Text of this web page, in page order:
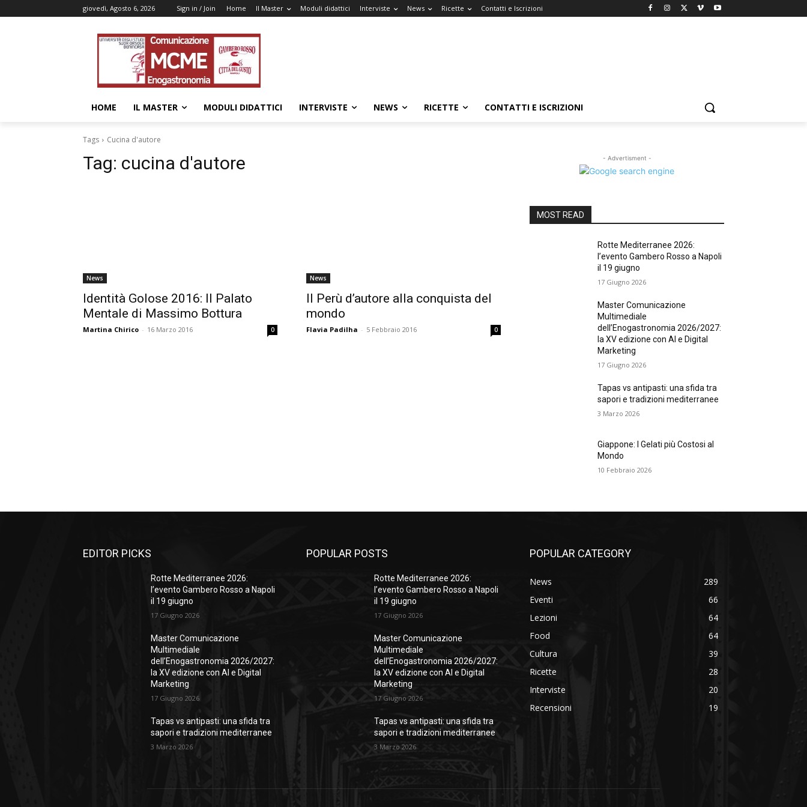
giovedì, Agosto 6, 2026 Sign in / Join Home Il Master Moduli didattici Interviste News Ricette Contatti e Iscrizioni
HOME IL MASTER MODULI DIDATTICI INTERVISTE NEWS RICETTE CONTATTI E ISCRIZIONI
Tags Cucina d'autore
Tag: cucina d'autore
News
Identità Golose 2016: Il Palato
Mentale di Massimo Bottura
Martina Chirico - 16 Marzo 2016 0
News
Il Perù d’autore alla conquista del
mondo
Flavia Padilha - 5 Febbraio 2016 0
- Advertisment -
MOST READ
Rotte Mediterranee 2026:
l’evento Gambero Rosso a Napoli
il 19 giugno
17 Giugno 2026
Master Comunicazione
Multimediale
dell’Enogastronomia 2026/2027:
la XV edizione con AI e Digital
Marketing
17 Giugno 2026
Tapas vs antipasti: una sfida tra
sapori e tradizioni mediterranee
3 Marzo 2026
Giappone: I Gelati più Costosi al
Mondo
10 Febbraio 2026
EDITOR PICKS
Rotte Mediterranee 2026:
l’evento Gambero Rosso a Napoli
il 19 giugno
17 Giugno 2026
Master Comunicazione
Multimediale
dell’Enogastronomia 2026/2027:
la XV edizione con AI e Digital
Marketing
17 Giugno 2026
Tapas vs antipasti: una sfida tra
sapori e tradizioni mediterranee
3 Marzo 2026
POPULAR POSTS
Rotte Mediterranee 2026:
l’evento Gambero Rosso a Napoli
il 19 giugno
17 Giugno 2026
Master Comunicazione
Multimediale
dell’Enogastronomia 2026/2027:
la XV edizione con AI e Digital
Marketing
17 Giugno 2026
Tapas vs antipasti: una sfida tra
sapori e tradizioni mediterranee
3 Marzo 2026
POPULAR CATEGORY
News
289
Eventi
66
Lezioni
64
Food
64
Cultura
39
Ricette
28
Interviste
20
Recensioni
19